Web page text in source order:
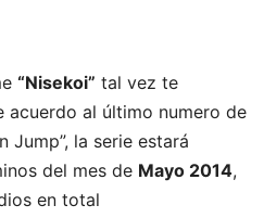
“Nisekoi” tal vez te
acuerdo al último numero de
Jump”, la serie estará
del mes de Mayo 2014,
en total